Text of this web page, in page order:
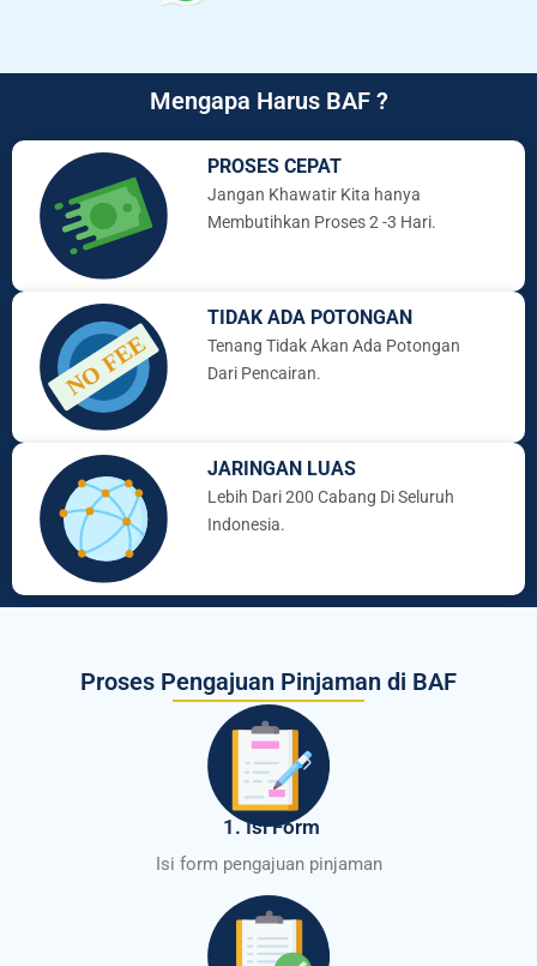
Mengapa Harus BAF ?
PROSES CEPAT
Jangan Khawatir Kita hanya
Membutihkan Proses 2 -3 Hari.
TIDAK ADA POTONGAN
Tenang Tidak Akan Ada Potongan
Dari Pencairan.
JARINGAN LUAS
Lebih Dari 200 Cabang Di Seluruh
Indonesia.
Proses Pengajuan Pinjaman di BAF
1. Isi Form
Isi form pengajuan pinjaman